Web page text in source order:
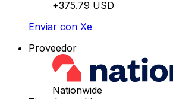
+375.79 USD
Enviar con Xe
Proveedor
Nationwide